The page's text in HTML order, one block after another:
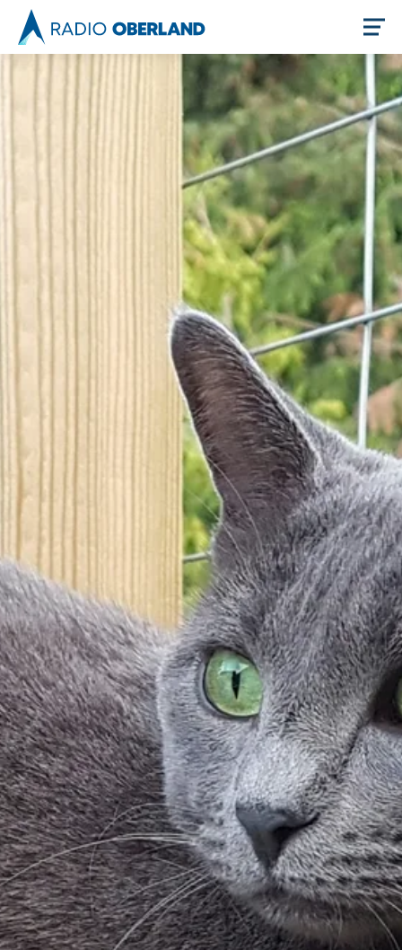
Jetzt live hören
Unternehmen
Das geheime Geräusch
Wandern
Fotobox
Amphibienschutz
Programm
Service
Nachgehört
Podcast
Newsletter
Zeit fürs Oberland
Handwerker